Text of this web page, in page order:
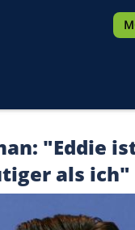
"Eddie
als ich"